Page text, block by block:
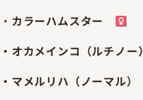
・ カラーハムスター
・オカメインコ（ルチノー）
・マメルリハ（ノーマル）